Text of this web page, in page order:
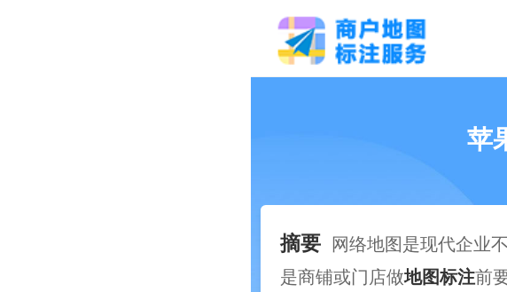
苹
摘要 网络地图是现代企业
是商铺或门店做地图标注前